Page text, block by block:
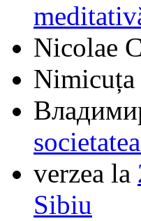
Nicolae
Nimicuța
verzea la
Sibiu